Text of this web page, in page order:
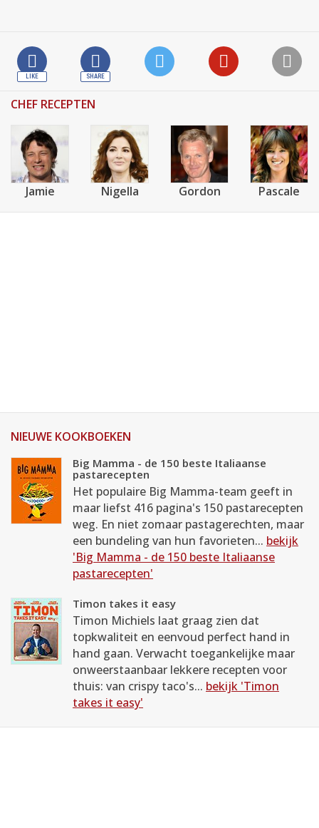
CHEF RECEPTEN
Jamie Nigella Gordon Pascale
NIEUWE KOOKBOEKEN
Big Mamma - de 150 beste Italiaanse
pastarecepten
Het populaire Big Mamma-team geeft in
maar liefst 416 pagina's 150 pastarecepten
weg. En niet zomaar pastagerechten, maar
een bundeling van hun favorieten... bekijk
'Big Mamma - de 150 beste Italiaanse
pastarecepten'
Timon takes it easy
Timon Michiels laat graag zien dat
topkwaliteit en eenvoud perfect hand in
hand gaan. Verwacht toegankelijke maar
onweerstaanbaar lekkere recepten voor
thuis: van crispy taco's... bekijk 'Timon
takes it easy'